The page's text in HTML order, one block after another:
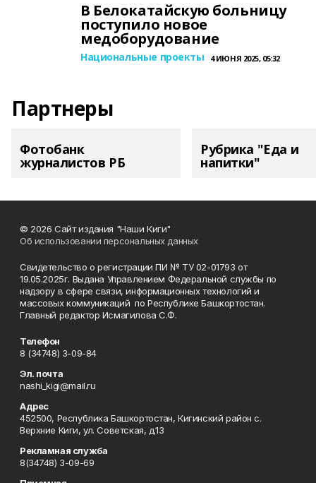
В Белокатайскую больницу
поступило новое
медоборудование
Национальные проекты 4 ИЮНЯ 2025, 05:32
Партнеры
Фотобанк
журналистов РБ
Рубрика "Еда и
напитки"
© 2026 Сайт издания "Наши Киги"
Об использовании персональных данных
Свидетельство о регистрации ПИ № ТУ 02-01793 от
19.05.2025г. Выдана Управлением Федеральной службы по
надзору в сфере связи, информационных технологий и
массовых коммуникаций по Республике Башкортостан.
Главный редактор Исмагилова С.Ф.
Телефон
8 (34748) 3-09-84
Эл. почта
nashi_kigi@mail.ru
Адрес
452500, Республика Башкортостан, Кигинский район с.
Верхние Киги, ул. Советская, д.13
Рекламная служба
8(34748) 3-09-69